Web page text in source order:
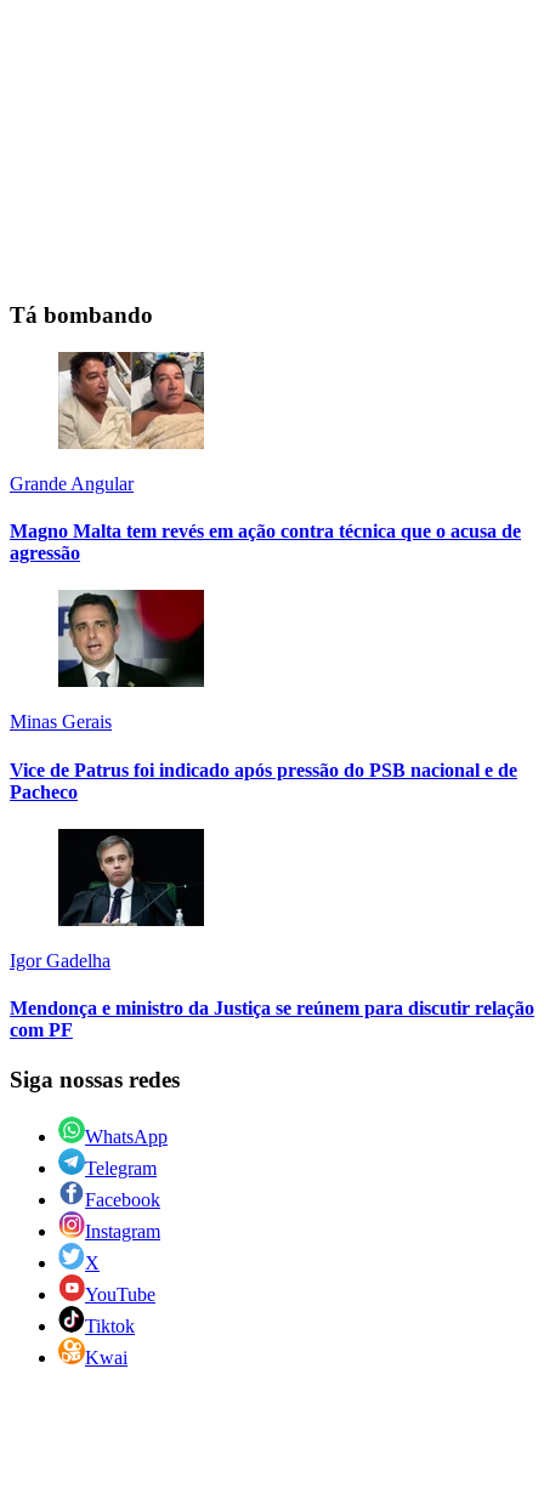
Tá bombando
Grande Angular
Magno Malta tem revés em ação contra técnica que o acusa de
agressão
Minas Gerais
Vice de Patrus foi indicado após pressão do PSB nacional e de
Pacheco
Igor Gadelha
Mendonça e ministro da Justiça se reúnem para discutir relação
com PF
Siga nossas redes
WhatsApp
Telegram
Facebook
Instagram
X
YouTube
Tiktok
Kwai